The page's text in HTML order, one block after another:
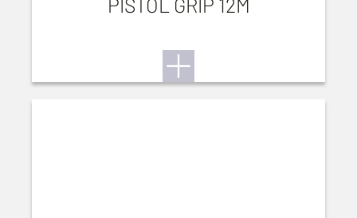
PISTOL GRIP 12M